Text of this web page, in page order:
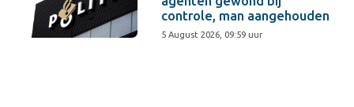
controle, man aangehouden
5 August 2026, 09:59 uur